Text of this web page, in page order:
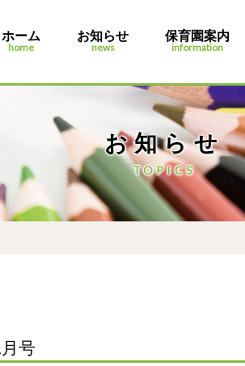
ホーム
home
お知らせ
news
保育園案内
information
お知らせ
TOPICS
号